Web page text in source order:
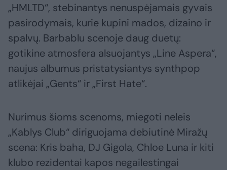
„HMLTD“, stebinantys nenuspėjamais gyvais
pasirodymais, kurie kupini mados, dizaino ir
spalvų. Barbablu scenoje daug duetų:
gotikine atmosfera alsuojantys „Line Aspera“,
naujus albumus pristatysiantys synthpop
atlikėjai „Gents“ ir „First Hate“.
Nurimus šioms scenoms, miegoti neleis
„Kablys Club“ diriguojama debiutinė Miražų
scena: Kris baha, DJ Gigola, Chloe Luna ir kiti
klubo rezidentai kapos negailestingai